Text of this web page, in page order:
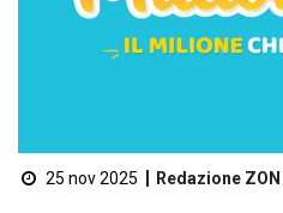
25 nov 2025 Redazione ZON